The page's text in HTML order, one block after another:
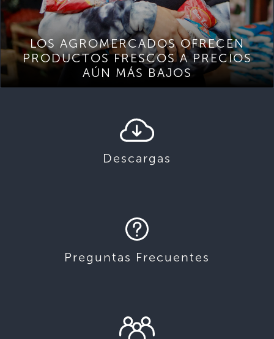
LOS AGROMERCADOS OFRECEN
PRODUCTOS FRESCOS A PRECIOS
AÚN MÁS BAJOS
Descargas
Preguntas Frecuentes